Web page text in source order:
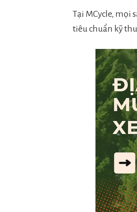
Tại MCycle, mọi
tiêu chuẩn kỹ